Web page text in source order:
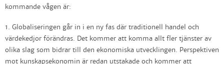
kommande vågen är:
1. Globaliseringen går in i en ny fas där traditionell handel och
värdekedjor förändras. Det kommer att komma allt fler tjänster av
olika slag som bidrar till den ekonomiska utvecklingen. Perspektiven
mot kunskapsekonomin är redan utstakade och kommer att